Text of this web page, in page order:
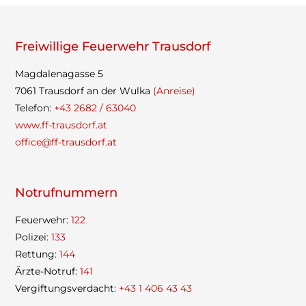
Frei­wil­lige Feu­er­wehr Trausdorf
Mag­da­le­na­gasse 5
7061 Traus­dorf an der Wulka (Anreise)
Tele­fon: +43 2682 / 63040
www.ff-trausdorf.at
office@ff-trausdorf.at
Not­ruf­num­mern
Feu­er­wehr:122
Poli­zei:133
Ret­tung:144
Ärzte-Not­ruf:141
Ver­gif­tungs­ver­dacht: +43 1 406 43 43